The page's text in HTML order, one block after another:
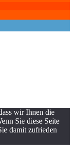
wir Ihnen die
Sie diese Seite
damit zufrieden